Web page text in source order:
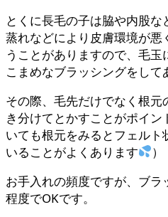
とくに長毛の子は脇や内股
蒸れなどにより皮膚環境が悪
うことがありますので、毛
こまめなブラッシングをして
その際、毛先だけでなく根
き分けてとかすことがポイン
いても根元をみるとフェル
いることがよくあります
）
お手入れの頻度ですが、ブ
程度でOKです。